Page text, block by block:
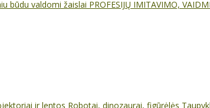
būdu valdomi žaislai PROFESIJŲ IMITAVIMO,
ir lentos Robotai, dinozaurai, figūrėlės